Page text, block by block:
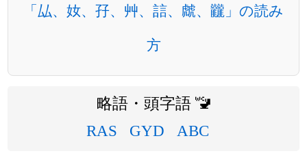
「厸、奻、孖、艸、誩、虤、龖」の読み
方
略語・頭字語 🚾
RAS
GYD ABC